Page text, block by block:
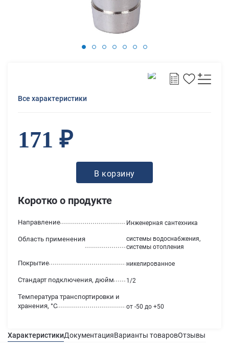
Коротко о продукте
Температура транспортировки и
хранения, °С
от -50 до +50
Направление Инженерная сантехника
Область применения
системы водоснабжения,
системы отопления
Покрытие никелированное
Стандарт подключения, дюйм 1/2
Все характеристики
171 ₽
В корзину
ХарактеристикиДокументацияВарианты товаровОтзывы